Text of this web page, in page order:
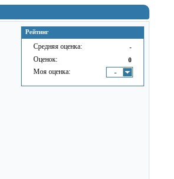
Рейтинг
Средняя оценка: -
Оценок: 0
Моя оценка: -